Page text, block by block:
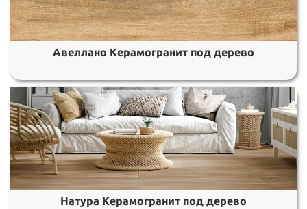
Авеллано Керамогранит под дерево
Натура Керамогранит под дерево